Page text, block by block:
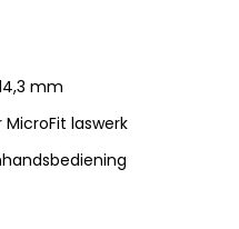
mm
laswerk